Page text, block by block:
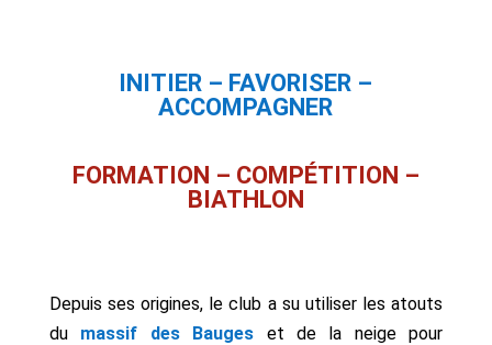
INITIER – FAVORISER –
ACCOMPAGNER
FORMATION – COMPÉTITION –
BIATHLON
Depuis ses origines, le club a su utiliser les atouts
du massif des Bauges et de la neige pour